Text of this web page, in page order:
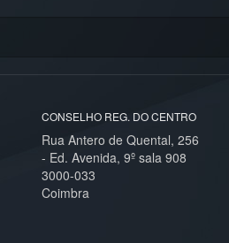
CONSELHO REG. DO CENTRO
Rua Antero de Quental, 256
- Ed. Avenida, 9º sala 908
3000-033
Coimbra